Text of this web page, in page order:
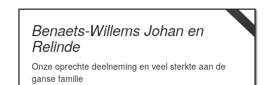
Benaets-Willems Johan en
Relinde
Onze oprechte deelneming en veel sterkte aan de
ganse familie